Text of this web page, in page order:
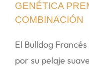
GENÉTICA
COMBINACIÓN
El Bulldog
por su pelaje